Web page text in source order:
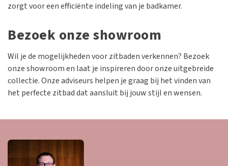
zorgt voor een efficiënte indeling van je badkamer.
Bezoek onze showroom
Wil je de mogelijkheden voor zitbaden verkennen? Bezoek
onze showroom en laat je inspireren door onze uitgebreide
collectie. Onze adviseurs helpen je graag bij het vinden van
het perfecte zitbad dat aansluit bij jouw stijl en wensen.